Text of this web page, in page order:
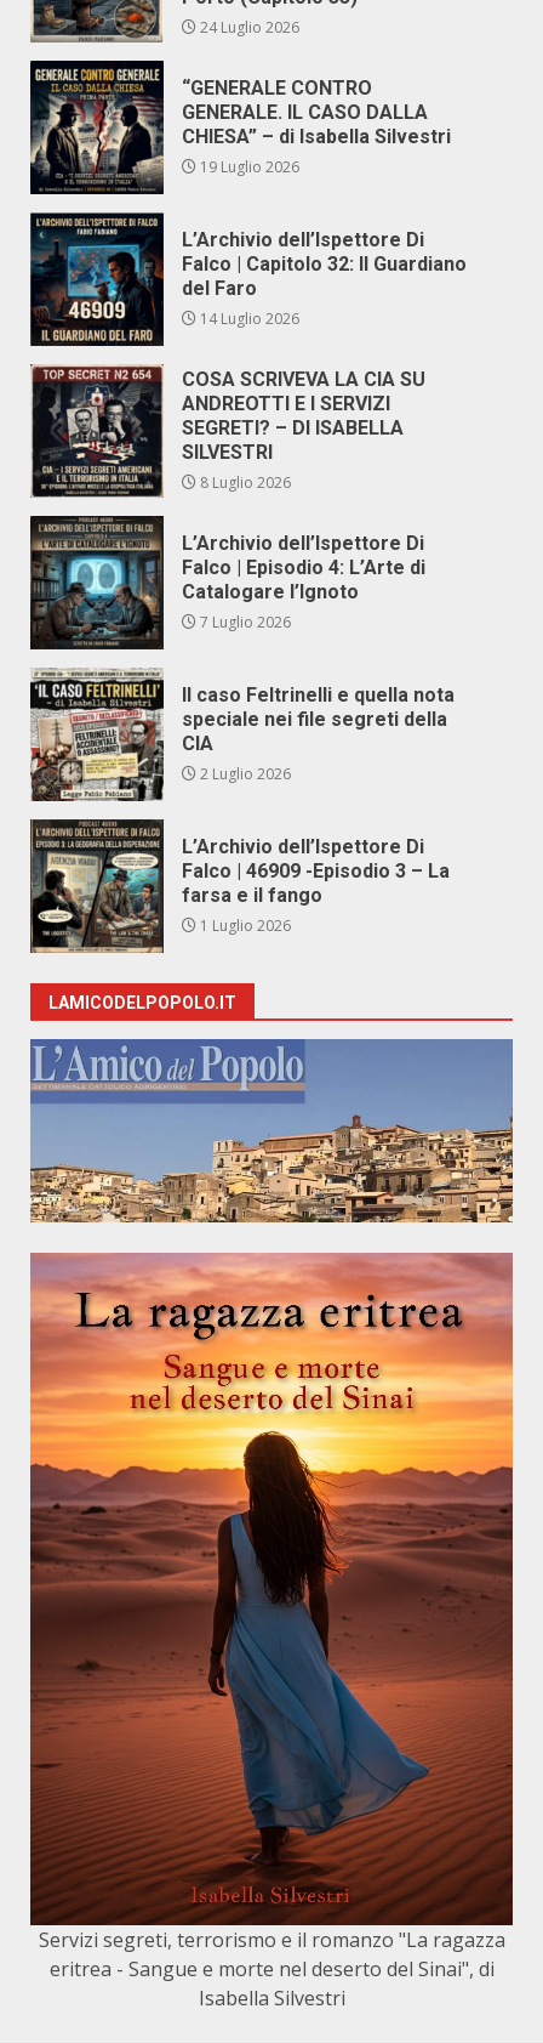
24 Luglio 2026
“GENERALE CONTRO
GENERALE. IL CASO DALLA
CHIESA” – di Isabella Silvestri
19 Luglio 2026
L’Archivio dell’Ispettore Di
Falco | Capitolo 32: Il Guardiano
del Faro
14 Luglio 2026
COSA SCRIVEVA LA CIA SU
ANDREOTTI E I SERVIZI
SEGRETI? – DI ISABELLA
SILVESTRI
8 Luglio 2026
L’Archivio dell’Ispettore Di
Falco | Episodio 4: L’Arte di
Catalogare l’Ignoto
7 Luglio 2026
Il caso Feltrinelli e quella nota
speciale nei file segreti della
CIA
2 Luglio 2026
L’Archivio dell’Ispettore Di
Falco | 46909 -Episodio 3 – La
farsa e il fango
1 Luglio 2026
LAMICODELPOPOLO.IT
Servizi segreti, terrorismo e il romanzo "La ragazza
eritrea - Sangue e morte nel deserto del Sinai", di
Isabella Silvestri